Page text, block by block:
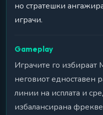
но стратешки
играчи.
Gameplay
Играчите го избираат
неговиот едноставен
линии на исплата и
избалансирана